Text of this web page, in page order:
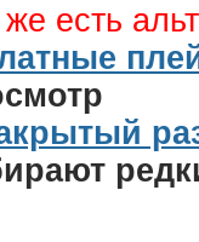
есть